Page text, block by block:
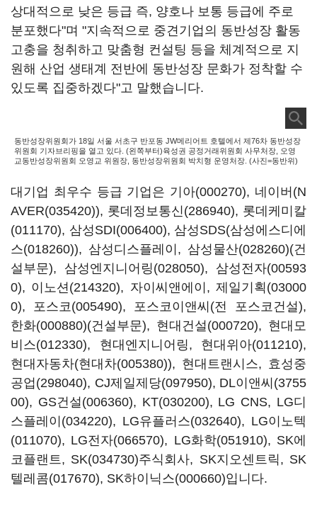
상대적으로 낮은 등급 즉, 양호나 보통 등급에 주로
분포했다"며 "지속적으로 중견기업의 동반성장 활동
고충을 청취하고 맞춤형 컨설팅 등을 체계적으로 지
원해 산업 생태계 전반에 동반성장 문화가 정착할 수
있도록 집중하겠다"고 말했습니다.
동반성장위원회가 18일 서울 서초구 반포동 JW메리어트 호텔에서 제76차 동반성장
위원회 기자브리핑을 열고 있다. (왼쪽부터)육성권 공정거래위원회 사무처장, 오영
교동반성장위원회 오영교 위원장, 동반성장위원회 박치형 운영처장. (사진=동반위)
대기업 최우수 등급 기업은 기아(000270), 네이버(N
AVER(035420)), 롯데정보통신(286940), 롯데케미칼
(011170), 삼성SDI(006400), 삼성SDS(삼성에스디에
스(018260)), 삼성디스플레이, 삼성물산(028260)(건
설부문), 삼성엔지니어링(028050), 삼성전자(00593
0), 이노션(214320), 자이씨앤에이,제일기획(03000
0), 포스코(005490), 포스코이앤씨(전 포스코건설),
한화(000880)(건설부문), 현대건설(000720), 현대모
비스(012330), 현대엔지니어링, 현대위아(011210),
현대자동차(현대차(005380)), 현대트랜시스, 효성중
공업(298040), CJ제일제당(097950), DL이앤씨(3755
00), GS건설(006360), KT(030200), LG CNS, LG디
스플레이(034220), LG유플러스(032640), LG이노텍
(011070), LG전자(066570), LG화학(051910), SK에
코플랜트, SK(034730)주식회사, SK지오센트릭, SK
텔레콤(017670), SK하이닉스(000660)입니다.